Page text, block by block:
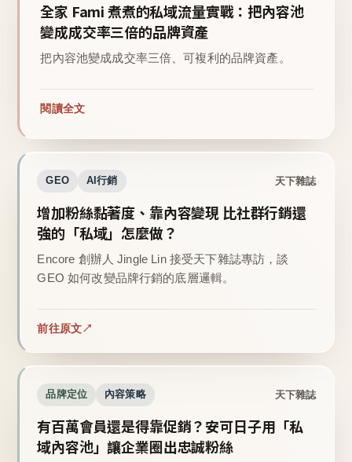
全家 Fami 煮煮的私域流量實戰：把內容池
變成成交率三倍的品牌資產
把內容池變成成交率三倍、可複利的品牌資產。
閱讀全文
GEO AI行銷 天下雜誌
增加粉絲黏著度、靠內容變現 比社群行銷還
強的「私域」怎麼做？
Encore 創辦人 Jingle Lin 接受天下雜誌專訪，談
GEO 如何改變品牌行銷的底層邏輯。
前往原文
品牌定位 內容策略 天下雜誌
有百萬會員還是得靠促銷？安可日子用「私
域內容池」讓企業圈出忠誠粉絲